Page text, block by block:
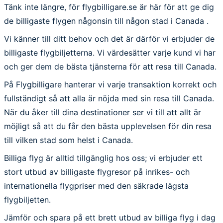
Tänk inte längre, för flygbilligare.se är här för att ge dig
de billigaste flygen någonsin till någon stad i Canada .
Vi känner till ditt behov och det är därför vi erbjuder de
billigaste flygbiljetterna. Vi värdesätter varje kund vi har
och ger dem de bästa tjänsterna för att resa till Canada.
På Flygbilligare hanterar vi varje transaktion korrekt och
fullständigt så att alla är nöjda med sin resa till Canada.
När du åker till dina destinationer ser vi till att allt är
möjligt så att du får den bästa upplevelsen för din resa
till vilken stad som helst i Canada.
Billiga flyg är alltid tillgänglig hos oss; vi erbjuder ett
stort utbud av billigaste flygresor på inrikes- och
internationella flygpriser med den säkrade lägsta
flygbiljetten.
Jämför och spara på ett brett utbud av billiga flyg i dag